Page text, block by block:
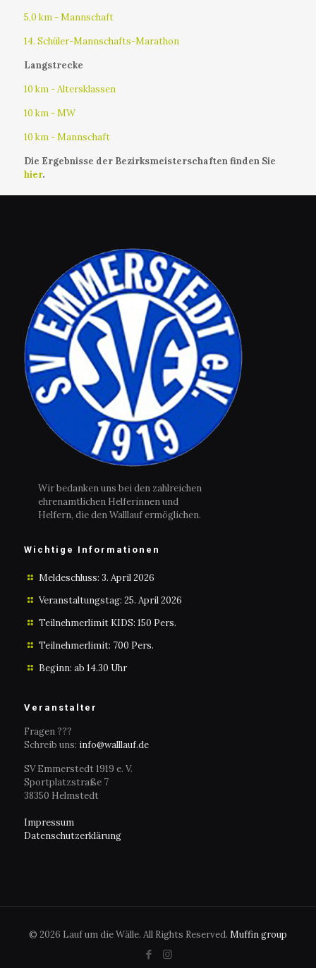
5,0 km - Mannschaft
14. Schüler-Mannschafts-Marathon
Langstrecke
10 km - Altersklassen
10 km - MW
10 km - Mannschaft
Die Ergebnisse der Bezirksmeisterschaften finden Sie
hier.
Wir bedanken uns bei den zahlreichen
ehrenamtlichen Helferinnen und
Helfern, die den Walllauf ermöglichen.
Wichtige Informationen
Meldeschluss: 3. April 2026
Veranstaltungstag: 25. April 2026
Teilnehmerlimit KIDS: 150 Pers.
Teilnehmerlimit: 700 Pers.
Beginn: ab 14.30 Uhr
Veranstalter
Fragen ???
Schreib uns: info@walllauf.de
SV Emmerstedt 1919 e. V.
Sportplatzstraße 7
38350 Helmstedt
Impressum
Datenschutzerklärung
© 2026 Lauf um die Wälle. All Rights Reserved. Muffin group